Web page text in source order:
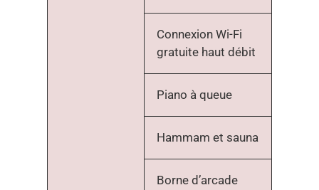
Connexion Wi-Fi
gratuite haut débit
Piano à queue
Hammam et sauna
Borne d’arcade